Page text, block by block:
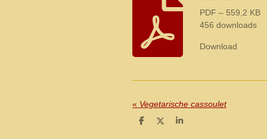
PDF – 559,2 KB
456 downloads
Download
« Vegetarische cassoulet
D
D
S